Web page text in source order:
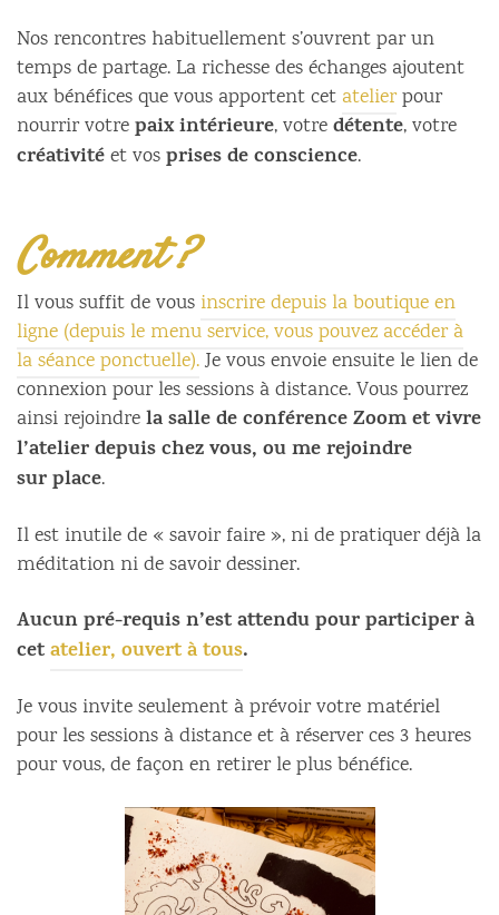
Nos rencontres habituellement s’ouvrent par un
temps de partage. La richesse des échanges ajoutent
aux bénéfices que vous apportent cetatelierpour
nourrir votrepaix intérieure, votredétente, votre
créativitéet vosprises de conscience.
Comment ?
Il vous suffit de vous inscrire depuis la boutique en
ligne (depuis le menu service, vous pouvez accéder à
la séance ponctuelle).Je vous envoie ensuite le lien de
connexion pour les sessions à distance. Vous pourrez
ainsi rejoindrela salle de conférence Zoom et vivre
l’atelier depuis chez vous, ou me rejoindre
surplace.
Il est inutile de « savoir faire », ni de pratiquer déjà la
méditation ni de savoir dessiner.
Aucun pré-requis n’est attendu pour participer à
cetatelier, ouvert à tous.
Je vous invite seulement à prévoir votre matériel
pour les sessions à distance et à réserver ces 3 heures
pour vous, de façon en retirer le plus bénéfice.